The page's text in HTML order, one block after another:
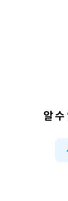
알 수